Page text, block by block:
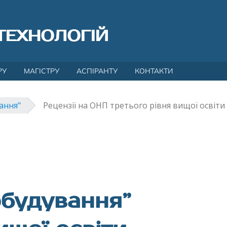
МАГІСТРУ АСПІРАНТУ КОНТАКТИ
Рецензії на ОНП третього рівня вищої освіти